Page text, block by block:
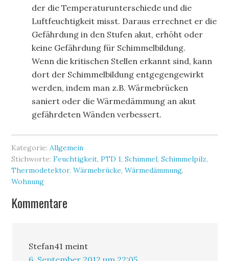
der die Temperaturunterschiede und die
Luftfeuchtigkeit misst. Daraus errechnet er die
Gefährdung in den Stufen akut, erhöht oder
keine Gefährdung für Schimmelbildung.
Wenn die kritischen Stellen erkannt sind, kann
dort der Schimmelbildung entgegengewirkt
werden, indem man z.B. Wärmebrücken
saniert oder die Wärmedämmung an akut
gefährdeten Wänden verbessert.
Kategorie:Allgemein
Stichworte:Feuchtigkeit,PTD 1,Schimmel,Schimmelpilz,
Thermodetektor,Wärmebrücke,Wärmedämmung,
Wohnung
Kommentare
Stefan41 meint